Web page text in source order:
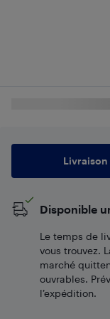
Livraison
Disponible
Le temps de
vous trouvez.
marché
ouvrables.
l’expédition.